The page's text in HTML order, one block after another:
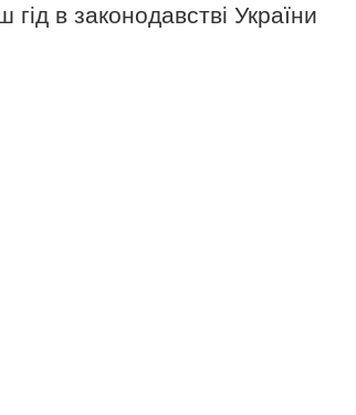
гід в законодавстві України